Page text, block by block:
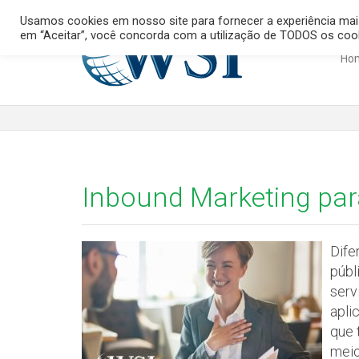
Inbound Marketing
que
Usamos cookies em nosso site para fornecer a experiência
em “Aceitar”, você concorda com a utilização de TODOS os